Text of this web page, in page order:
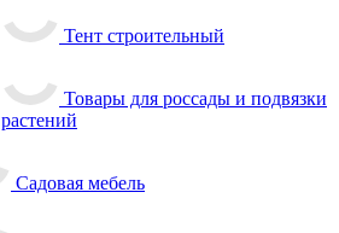
Тент строительный
Товары для россады и подвязки
растений
Садовая мебель